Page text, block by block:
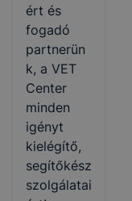
ért és
fogadó
partnerün
k, a VET
Center
minden
igényt
kielégítő,
segítőkész
szolgálatai